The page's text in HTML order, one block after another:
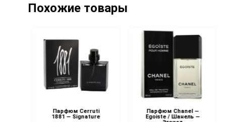
Похожие товары
Парфюм Cerruti
1881 — Signature
Парфюм Chanel —
Egoiste / Шанель —